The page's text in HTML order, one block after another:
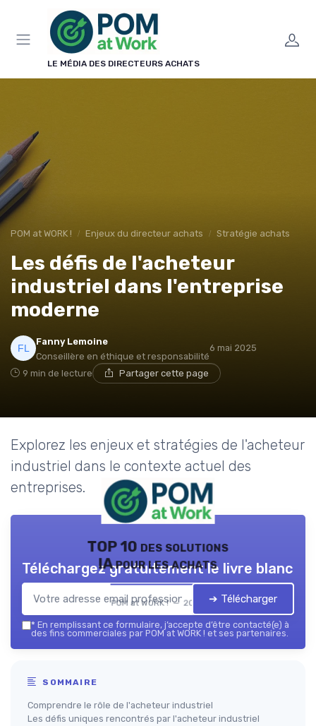
LE MÉDIA DES DIRECTEURS ACHATS
POM at WORK ! Enjeux du directeur achats Stratégie achats
Les défis de l'acheteur
industriel dans l'entreprise
moderne
Fanny Lemoine
Conseillère en éthique et responsabilité
6 mai 2025
9 min de lecture Partager cette page
Explorez les enjeux et stratégies de l'acheteur
industriel dans le contexte actuel des
entreprises.
TOP 10 des solutions
IA pour les achats
POM at WORK ! — 2026
Téléchargez gratuitement le livre blanc
➔ Télécharger
* En remplissant ce formulaire, j’accepte d’être contacté(e) à
des fins commerciales par POM at WORK ! et ses partenaires.
SOMMAIRE
Comprendre le rôle de l'acheteur industriel
Les défis uniques rencontrés par l'acheteur industriel
Panneau de gestion des cookies